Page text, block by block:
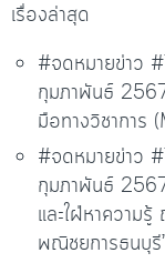
เรื่องล่าสุด
#จดหมายข่าว
กุมภาพันธ์
มือทางวิชาการ
#จดหมายข่าว
กุมภาพันธ์ 2567
และใฝ่หาความ
พณิชยการธนบุรี